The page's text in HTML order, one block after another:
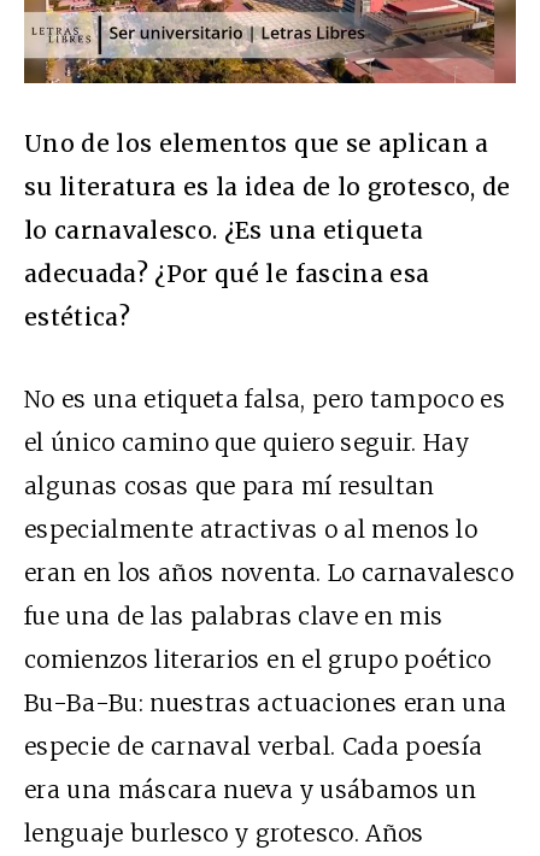
Uno de los elementos que se aplican a
su literatura es la idea de lo grotesco, de
lo carnavalesco. ¿Es una etiqueta
adecuada? ¿Por qué le fascina esa
estética?
No es una etiqueta falsa, pero tampoco es
el único camino que quiero seguir. Hay
algunas cosas que para mí resultan
especialmente atractivas o al menos lo
eran en los años noventa. Lo carnavalesco
fue una de las palabras clave en mis
comienzos literarios en el grupo poético
Bu-Ba-Bu: nuestras actuaciones eran una
especie de carnaval verbal. Cada poesía
era una máscara nueva y usábamos un
lenguaje burlesco y grotesco. Años